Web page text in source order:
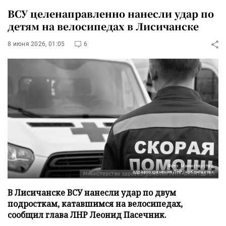
ВСУ целенаправленно нанесли удар по
детям на велосипедах в Лисичанске
8 июня 2026, 01:05 6
Фото: Министерство
здравоохранения ЛНР/«ВКонтакте»
В Лисичанске ВСУ нанесли удар по двум
подросткам, катавшимся на велосипедах,
сообщил глава ЛНР Леонид Пасечник.